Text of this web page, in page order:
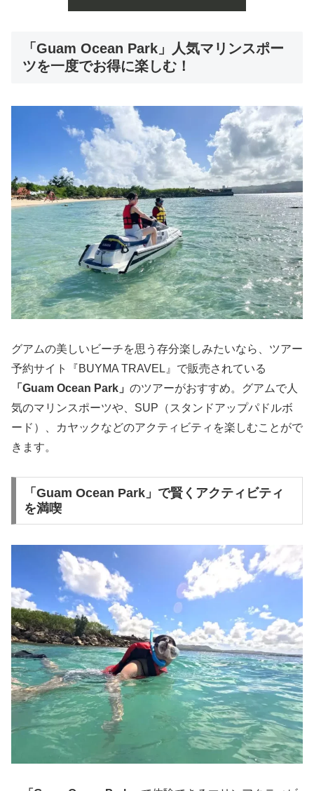
「Guam Ocean Park」人気マリンスポー
ツを一度でお得に楽しむ！
グアムの美しいビーチを思う存分楽しみたいなら、ツアー
予約サイト『BUYMA TRAVEL』で販売されている
「Guam Ocean Park」 のツアーがおすすめ。グアムで人
気のマリンスポーツや、SUP（スタンドアップパドルボ
ード）、カヤックなどのアクティビティを楽しむことがで
きます。
「Guam Ocean Park」で賢くアクティビティ
を満喫